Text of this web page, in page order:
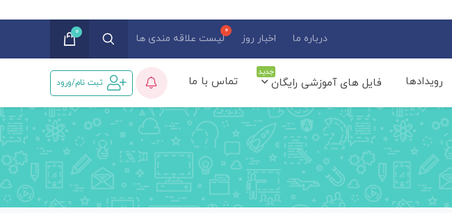
درباره ما اخبار روز لیست علاقه مندی ها
0
رویدادها فایل های آموزشی رایگان
جدید
تماس با ما ثبت نام/ورود